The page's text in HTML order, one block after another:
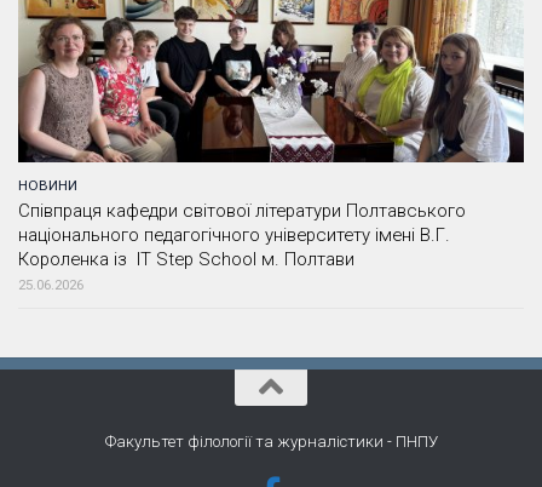
НОВИНИ
Співпраця кафедри світової літератури Полтавського
національного педагогічного університету імені В.Г.
Короленка із IT Step School м. Полтави
25.06.2026
Факультет філології та журналістики - ПНПУ